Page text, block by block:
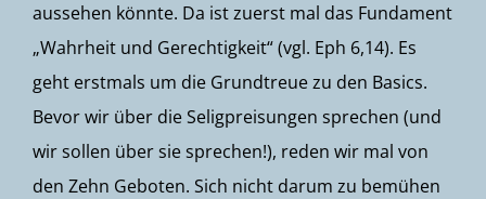
aussehen könnte. Da ist zuerst mal das Fundament
„Wahrheit und Gerechtigkeit“ (vgl. Eph 6,14). Es
geht erstmals um die Grundtreue zu den Basics.
Bevor wir über die Seligpreisungen sprechen (und
wir sollen über sie sprechen!), reden wir mal von
den Zehn Geboten. Sich nicht darum zu bemühen